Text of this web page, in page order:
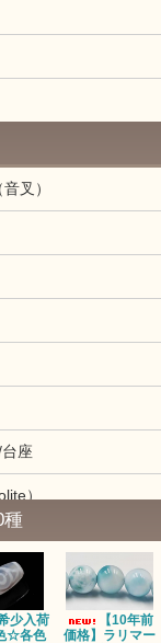
叉）
座
）
）（別名ベスビアナ
石/Aquamarine）
ーツ（Actinolite/緑閃
種
少入荷
☆各色
【10年前
価格】ラリマー